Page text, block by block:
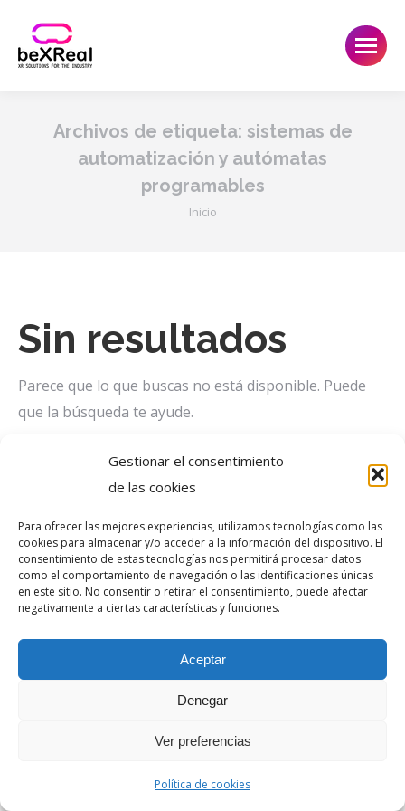
Gestionar el consentimiento
de las cookies
Para ofrecer las mejores experiencias, utilizamos tecnologías como las
cookies para almacenar y/o acceder a la información del dispositivo. El
consentimiento de estas tecnologías nos permitirá procesar datos
como el comportamiento de navegación o las identificaciones únicas
en este sitio. No consentir o retirar el consentimiento, puede afectar
negativamente a ciertas características y funciones.
Aceptar
Denegar
Ver preferencias
Política de cookies
Archivos de etiqueta: sistemas de
automatización y autómatas
programables
Estás aquí:
Inicio
Sin resultados
Parece que lo que buscas no está disponible. Puede
que la búsqueda te ayude.
beXReal
YouTube
page
opens
in
new
window
Linkedin
page
opens
in
new
window
Instagram
page
opens
in
window
Twitter
page
opens
in
window
LEGAL